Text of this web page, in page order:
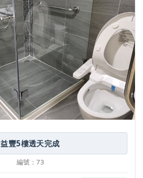
益豐5樓透天完成
編號：73